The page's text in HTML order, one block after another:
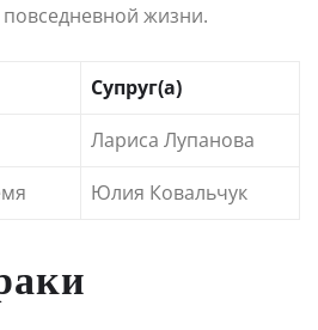
повседневной жизни.
Супруг(а)
Лариса Лупанова
Юлия Ковальчук